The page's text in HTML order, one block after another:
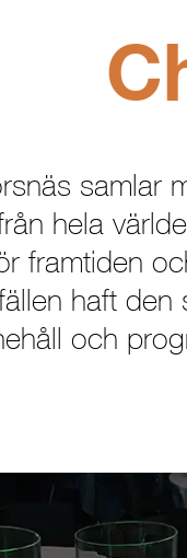
samlar
hela
framtiden
haft
och